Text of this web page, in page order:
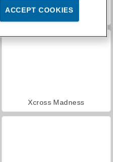
Xcross Madness
ACCEPT COOKIES